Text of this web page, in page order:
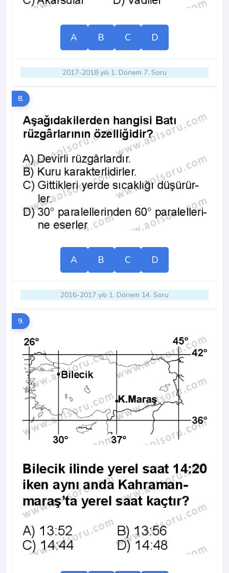
A B C D
2017-2018 yılı 1. Dönem 7. Soru
8.
A B C D
2016-2017 yılı 1. Dönem 14. Soru
9.